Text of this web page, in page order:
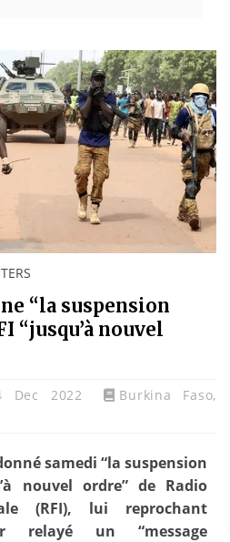
“la suspension
“jusqu’à nouvel
Dec 2022 Burkina Faso,
samedi “la suspension
nouvel ordre” de Radio
(RFI), lui reprochant
relayé un “message